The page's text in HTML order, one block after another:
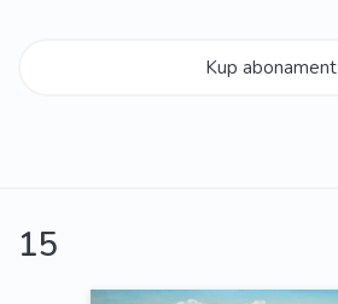
Kup abonament
15